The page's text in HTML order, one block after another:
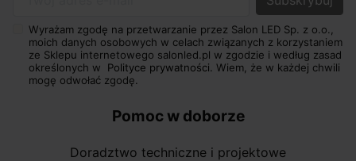
Wyrażam zgodę na przetwarzanie przez Salon LED Sp. z o.o.,
moich danych osobowych w celach związanych z korzystaniem
ze Sklepu internetowego salonled.pl w zgodzie i według zasad
określonych w Polityce prywatności. Wiem, że w każdej chwili
mogę odwołać zgodę.
Pomoc w doborze
Doradztwo techniczne i projektowe